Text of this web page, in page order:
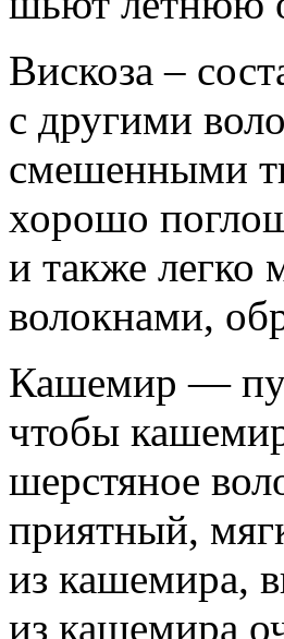
Вискоза –
с другими
смешенными
хорошо
и также легко
волокнами,
Кашемир —
чтобы
шерстяное
приятный,
из кашемира,
из кашемира